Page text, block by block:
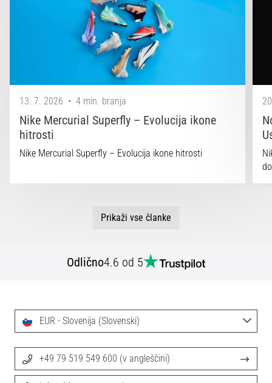
13. 7. 2026 • 4 min. branja
Nike Mercurial Superfly – Evolucija ikone
hitrosti
Nike Mercurial Superfly – Evolucija ikone hitrosti
Prikaži vse članke
Odlično4.6 od 5
EUR - Slovenija (Slovenski)
+49 79 519 549 600 (v angleščini)